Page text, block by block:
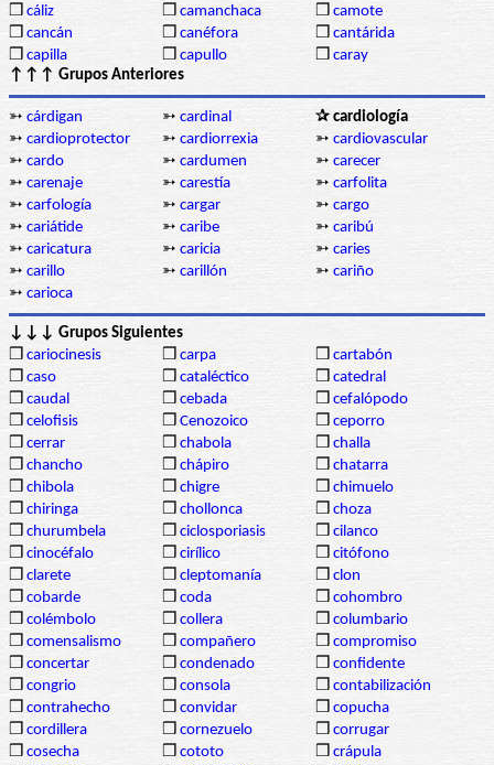
❒ cáliz ❒ camanchaca ❒ camote
❒ cancán ❒ canéfora ❒ cantárida
❒ capilla ❒ capullo ❒ caray
↑↑↑ Grupos Anteriores
➳ cárdigan ➳ cardinal
✰ cardiología
➳ cardioprotector ➳ cardiorrexia ➳ cardiovascular
➳ cardo ➳ cardumen ➳ carecer
➳ carenaje ➳ carestía ➳ carfolita
➳ carfología ➳ cargar ➳ cargo
➳ cariátide ➳ caribe ➳ caribú
➳ caricatura ➳ caricia ➳ caries
➳ carillo ➳ carillón ➳ cariño
➳ carioca
↓↓↓ Grupos Siguientes
❒ cariocinesis ❒ carpa ❒ cartabón
❒ caso ❒ cataléctico ❒ catedral
❒ caudal ❒ cebada ❒ cefalópodo
❒ celofisis ❒ Cenozoico ❒ ceporro
❒ cerrar ❒ chabola ❒ challa
❒ chancho ❒ chápiro ❒ chatarra
❒ chibola ❒ chigre ❒ chimuelo
❒ chiringa ❒ chollonca ❒ choza
❒ churumbela ❒ ciclosporiasis ❒ cilanco
❒ cinocéfalo ❒ cirílico ❒ citófono
❒ clarete ❒ cleptomanía ❒ clon
❒ cobarde ❒ coda ❒ cohombro
❒ colémbolo ❒ collera ❒ columbario
❒ comensalismo ❒ compañero ❒ compromiso
❒ concertar ❒ condenado ❒ confidente
❒ congrio ❒ consola ❒ contabilización
❒ contrahecho ❒ convidar ❒ copucha
❒ cordillera ❒ cornezuelo ❒ corrugar
❒ cosecha ❒ cototo ❒ crápula